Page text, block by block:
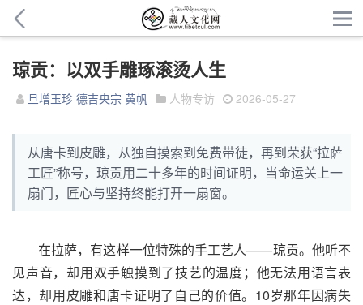
琼贡：以双手雕琢滚烫人生
旦增玉珍 德吉央宗 黄帆 人物专访 2026-05-27
从唐卡到皮雕，从独自摸索到免费带徒，再到荣获“拉萨
工匠”称号，琼贡用二十多年的时间证明，当命运关上一
扇门，匠心与坚持终能打开一扇窗。
在拉萨，有这样一位特殊的手工艺人——琼贡。他听不
见声音，却用双手触摸到了技艺的温度；他无法用语言表
达，却用皮雕和唐卡证明了自己的价值。10岁那年因病失